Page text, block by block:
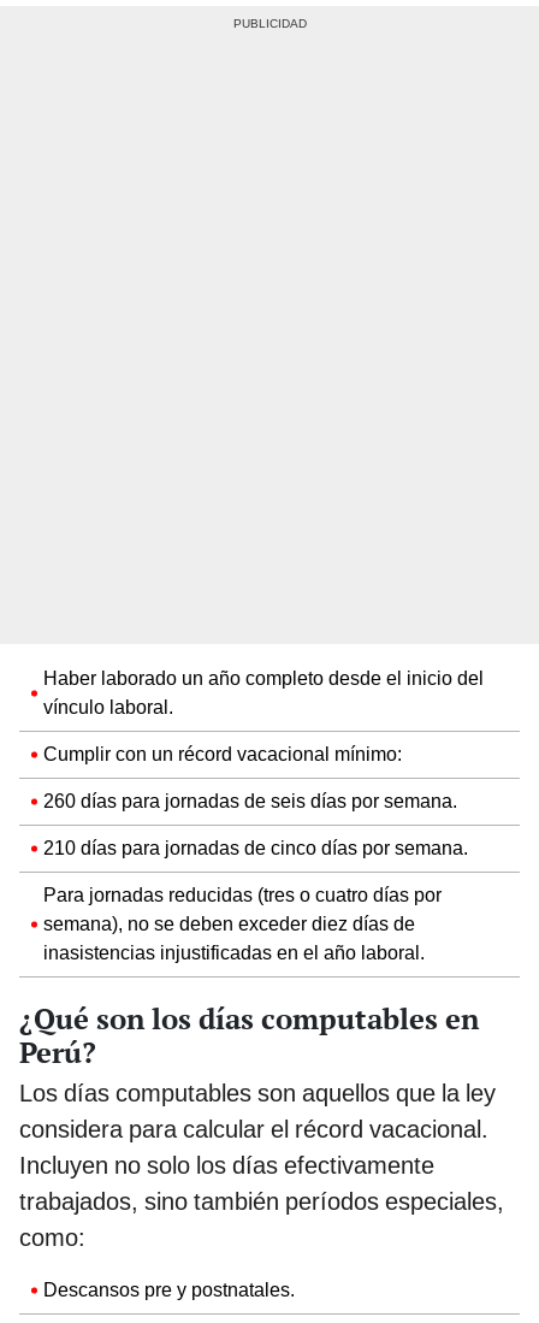
Haber laborado un año completo desde el inicio del
vínculo laboral.
Cumplir con un récord vacacional mínimo:
260 días para jornadas de seis días por semana.
210 días para jornadas de cinco días por semana.
Para jornadas reducidas (tres o cuatro días por
semana), no se deben exceder diez días de
inasistencias injustificadas en el año laboral.
¿Qué son los días computables en
Perú?
Los días computables son aquellos que la ley
considera para calcular el récord vacacional.
Incluyen no solo los días efectivamente
trabajados, sino también períodos especiales,
como:
Descansos pre y postnatales.